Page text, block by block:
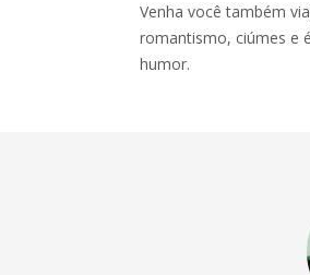
Venha você também
romantismo, ciúmes e
humor.